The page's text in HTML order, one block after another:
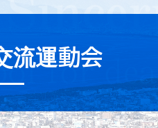
運動会